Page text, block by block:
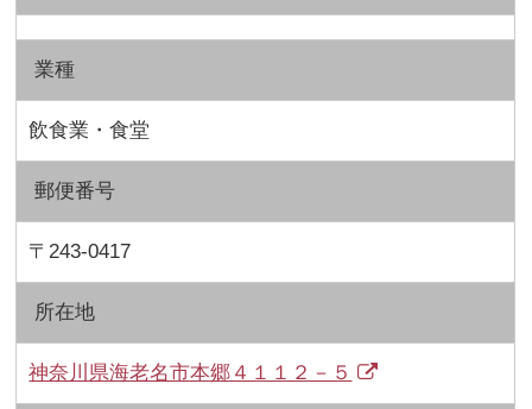
業種
飲食業・食堂
郵便番号
〒243-0417
所在地
神奈川県海老名市本郷４１１２－５